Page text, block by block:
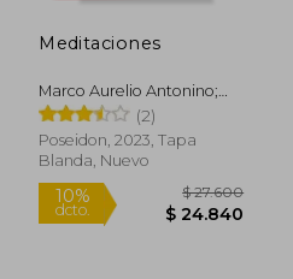
Meditaciones
Marco Aurelio Antonino;
Marco Aurelio(2)
Poseidon, 2023, Tapa
Blanda, Nuevo